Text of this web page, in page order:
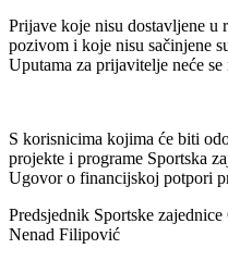
Prijave koje nisu dostavljene u
pozivom i koje nisu sačinjene
Uputama za prijavitelje neće se
S korisnicima kojima će biti
projekte i programe Sportska
Ugovor o financijskoj potpori
Predsjednik Sportske
Nenad Filipović